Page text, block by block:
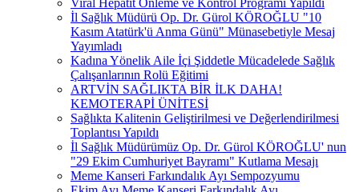
İl Sağlık Müdürü Op. Dr. Gürol KÖROĞLU "10
Kasım Atatürk'ü Anma Günü" Münasebetiyle Mesaj
Yayımladı
Kadına Yönelik Aile İçi Şiddetle Mücadelede Sağlık
Çalışanlarının Rolü Eğitimi
ARTVİN SAĞLIKTA BİR İLK DAHA!
KEMOTERAPİ ÜNİTESİ
Sağlıkta Kalitenin Geliştirilmesi ve Değerlendirilmesi
Toplantısı Yapıldı
İl Sağlık Müdürümüz Op. Dr. Gürol KÖROĞLU' nun
"29 Ekim Cumhuriyet Bayramı" Kutlama Mesajı
Meme Kanseri Farkındalık Ayı Sempozyumu